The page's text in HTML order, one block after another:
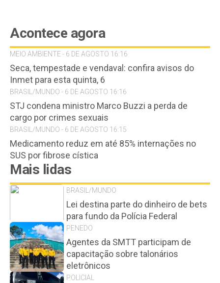
Acontece agora
MEIO AMBIENTE - 6 DE AGOSTO 16:16
Seca, tempestade e vendaval: confira avisos do
Inmet para esta quinta, 6
BRASIL/MUNDO - 6 DE AGOSTO 16:16
STJ condena ministro Marco Buzzi a perda de
cargo por crimes sexuais
BRASIL/MUNDO - 6 DE AGOSTO 16:15
Medicamento reduz em até 85% internações no
SUS por fibrose cística
Mais lidas
BRASIL/MUNDO
Lei destina parte do dinheiro de bets
para fundo da Polícia Federal
PENEDO
Agentes da SMTT participam de
capacitação sobre talonários
eletrônicos
POLICIAL